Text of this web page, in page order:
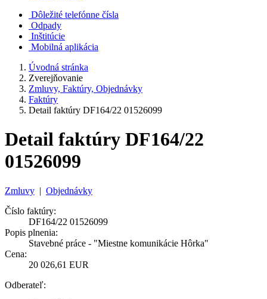
Dôležité telefónne čísla
Odpady
Inštitúcie
Mobilná aplikácia
Úvodná stránka
Zverejňovanie
Zmluvy, Faktúry, Objednávky
Faktúry
Detail faktúry DF164/22 01526099
Detail faktúry DF164/22
01526099
Zmluvy | Objednávky
Číslo faktúry:
DF164/22 01526099
Popis plnenia:
Stavebné práce - "Miestne komunikácie Hôrka"
Cena:
20 026,61 EUR
Odberateľ: